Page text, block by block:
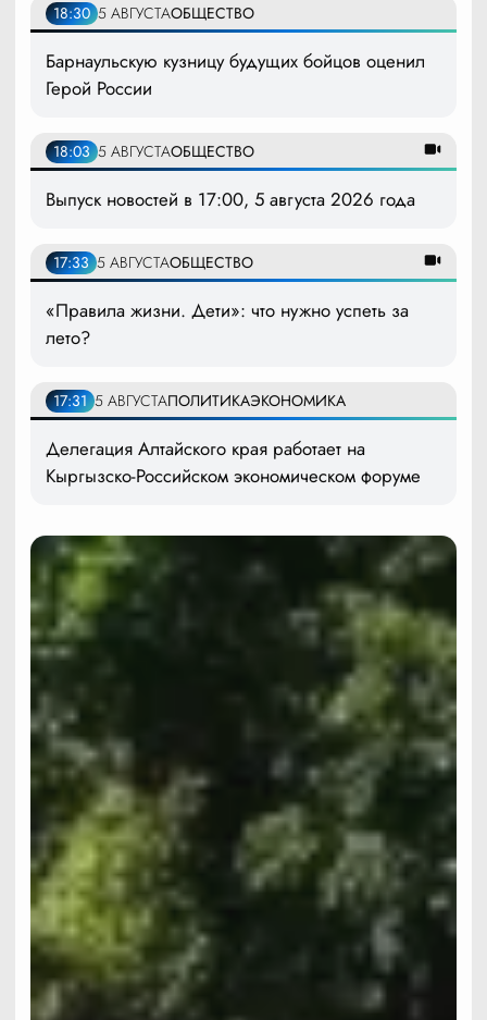
18:30 5 АВГУСТАОБЩЕСТВО
Барнаульскую кузницу будущих бойцов оценил
Герой России
18:03 5 АВГУСТАОБЩЕСТВО
Выпуск новостей в 17:00, 5 августа 2026 года
17:33 5 АВГУСТАОБЩЕСТВО
«Правила жизни. Дети»: что нужно успеть за
лето?
17:31 5 АВГУСТАПОЛИТИКАЭКОНОМИКА
Делегация Алтайского края работает на
Кыргызско-Российском экономическом форуме